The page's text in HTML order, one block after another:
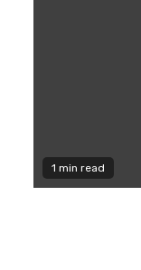
1 min read